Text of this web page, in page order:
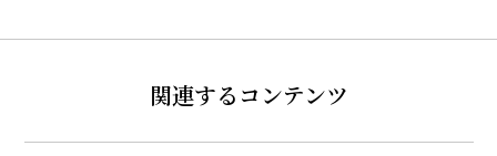
関連するコンテンツ